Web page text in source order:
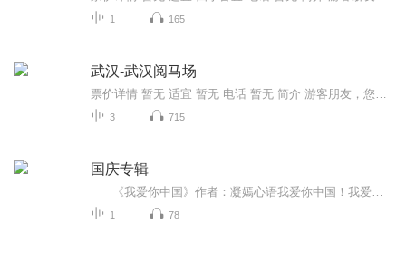
1 165
武汉-武汉阅马场
3 715
国庆专辑
1 78